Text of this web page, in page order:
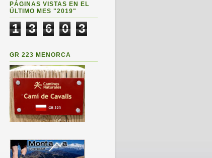
PÁGINAS VISTAS EN EL
ÚLTIMO MES "2019"
1 3 6 0 3
GR 223 MENORCA